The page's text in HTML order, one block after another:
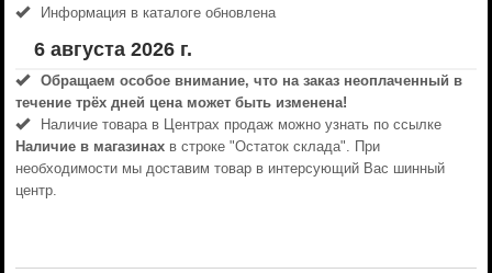
Информация в каталоге обновлена
6 августа 2026 г.
Обращаем особое внимание, что на заказ неоплаченный в
течениe трёх дней цена может быть изменена!
Наличие товара в Центрах продаж можно узнать по ссылке
Наличие в магазинахв строке "Остаток склада". При
необходимости мы доставим товар в интерсующий Вас шинный
центр.